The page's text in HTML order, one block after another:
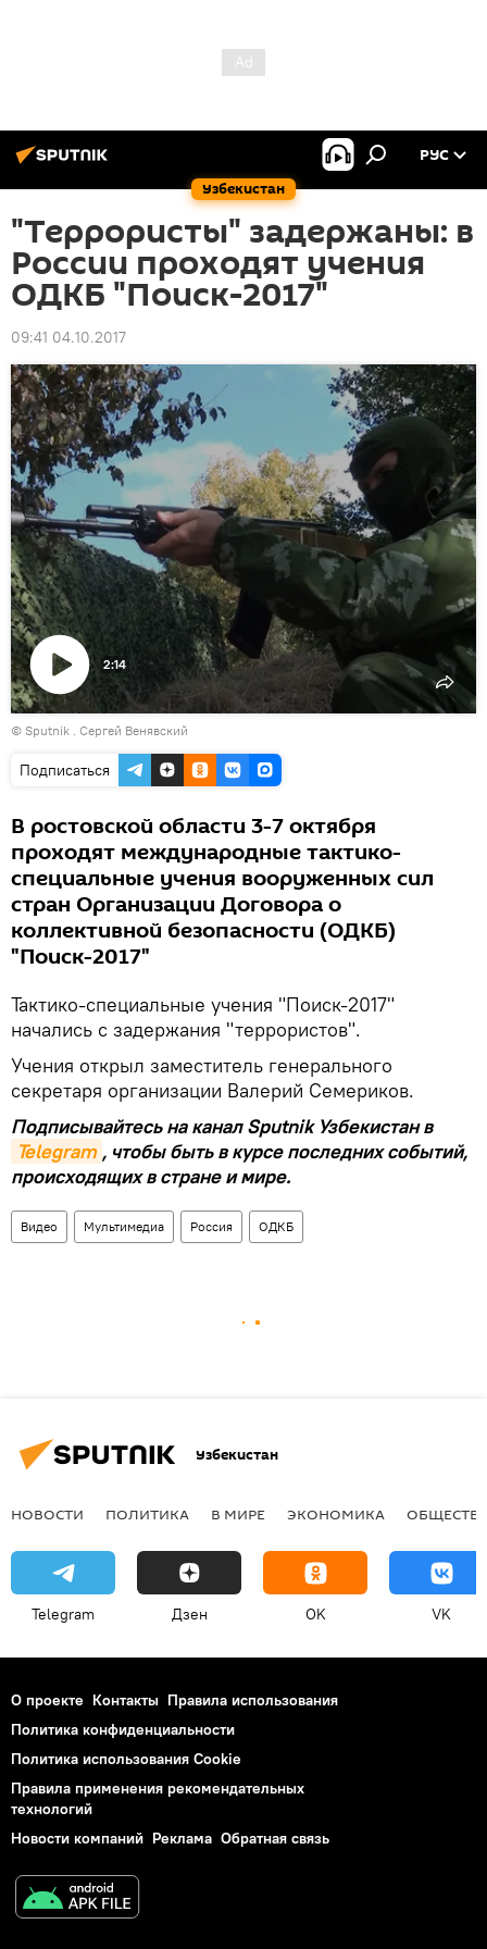
Узбекистан
РУС
"Террористы" задержаны: в
России проходят учения
ОДКБ "Поиск-2017"
09:41 04.10.2017
Воспроизвести
видео
2:14
© Sputnik . Сергей Венявский
Подписаться
В ростовской области 3-7 октября
проходят международные тактико-
специальные учения вооруженных сил
стран Организации Договора о
коллективной безопасности (ОДКБ)
"Поиск-2017"
Тактико-специальные учения "Поиск-2017"
начались с задержания "террористов".
Учения открыл заместитель генерального
секретаря организации Валерий Семериков.
Подписывайтесь на канал Sputnik Узбекистан в
Telegram , чтобы быть в курсе последних событий,
происходящих в стране и мире.
Видео Мультимедиа Россия ОДКБ
Узбекистан
НОВОСТИ ПОЛИТИКА В МИРЕ ЭКОНОМИКА
Telegram Дзен OK VK
О проекте Контакты Правила использования
Политика конфиденциальности
Политика использования Cookie
Правила применения рекомендательных
технологий
Новости компаний Реклама Обратная связь